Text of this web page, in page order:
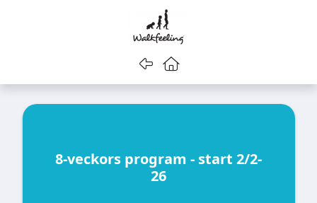
Gå tillbakaGå till startsidan
8-veckors program - start 2/2-
26